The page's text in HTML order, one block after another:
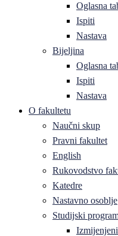
Oglasna
Ispiti
Nastava
Bijeljina
Oglasna
Ispiti
Nastava
O fakultetu
Naučni skup
Pravni fakultet
English
Rukovodstvo
Katedre
Nastavno osoblje
Studijski